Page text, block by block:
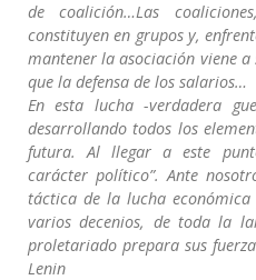
de coalición…Las
constituyen en grupos y,
mantener la asociación viene
que la defensa de los salarios…
En esta lucha -verdadera
desarrollando todos los
futura. Al llegar a este
carácter político”. Ante
táctica de la lucha
varios decenios, de toda la
proletariado prepara sus
Lenin